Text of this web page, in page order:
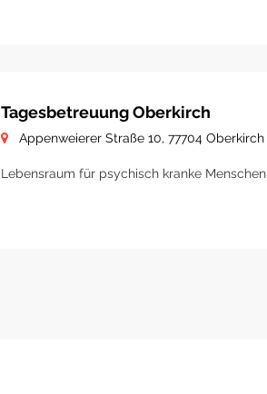
Tagesbetreuung Oberkirch
Appenweierer Straße 10, 77704 Oberkirch
Lebensraum für psychisch kranke Menschen